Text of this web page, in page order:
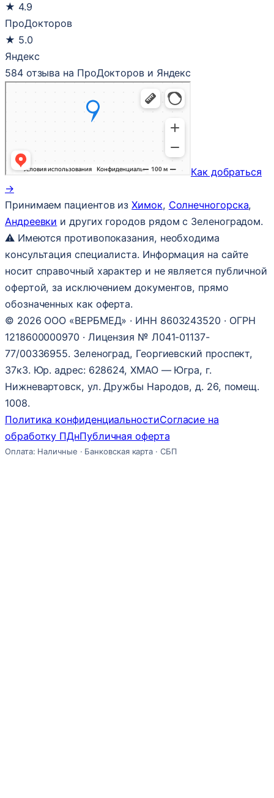
★ 4.9
ПроДокторов
★ 5.0
Яндекс
584 отзыва на ПроДокторов и Яндекс
Как добраться
→
Принимаем пациентов изХимок, Солнечногорска,
Андреевки и других городов рядом с Зеленоградом.
⚠ Имеются противопоказания, необходима
консультация специалиста. Информация на сайте
носит справочный характер и не является публичной
офертой, за исключением документов, прямо
обозначенных как оферта.
© 2026 ООО «ВЕРБМЕД» · ИНН 8603243520 · ОГРН
1218600000970 · Лицензия № Л041-01137-
77/00336955. Зеленоград, Георгиевский проспект,
37к3. Юр. адрес: 628624, ХМАО — Югра, г.
Нижневартовск, ул. Дружбы Народов, д. 26, помещ.
1008.
Политика конфиденциальностиСогласие на
обработку ПДнПубличная оферта
Оплата: Наличные · Банковская карта · СБП